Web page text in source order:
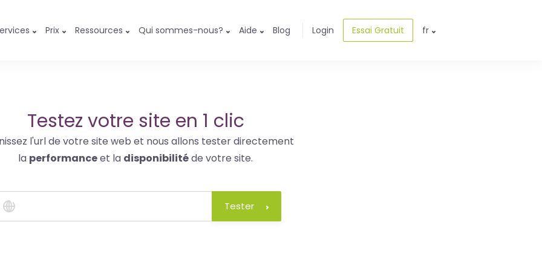
Prix Ressources Qui sommes-nous? Aide Blog Login Essai Gratuit fr
Testez votre site en 1 clic
l'url de votre site web et nous allons tester directement
la performanceet la disponibilitéde votre site.
Tester